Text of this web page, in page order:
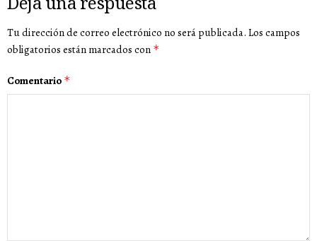
Tu dirección de correo electrónico no será publicada. Los campos
obligatorios están marcados con *
Comentario *